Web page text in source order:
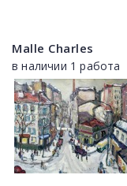
Malle Charles
в наличии 1 работа